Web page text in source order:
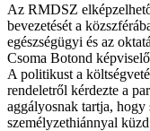
Az RMDSZ
bevezetését a
egészségügyi és az
Csoma Botond
A politikust a
rendeletről kérdezte a
aggályosnak tartja, hogy
személyzethiánnyal